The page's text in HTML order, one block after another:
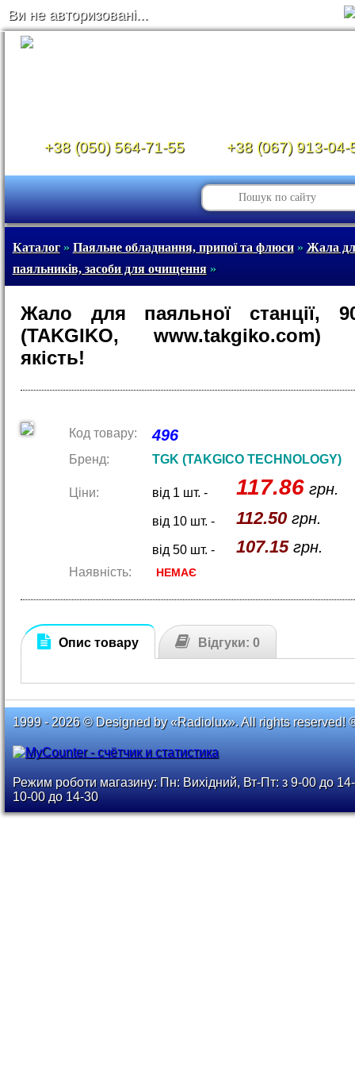
Ви не авторизовані...
+38 (050) 564-71-55 +38 (067) 913-04-
Каталог» Паяльне обладнання, припої та флюси» Жала
паяльників, засоби для очищення»
Жало для паяльної станції,
(TAKGIKO, www.takgiko.com)
якість!
Код товару: 496
Бренд: TGK (TAKGICO TECHNOLOGY)
Ціни: від 1 шт. - 117.86грн.
від 10 шт. - 112.50грн.
від 50 шт. - 107.15грн.
Наявність: НЕМАЄ
Опис товару Відгуки: 0
1999 - 2026 © Designed by «Radiolux». All rights reserved!
Режим роботи магазину: Пн: Вихідний, Вт-Пт: з 9-00 до
10-00 до 14-30